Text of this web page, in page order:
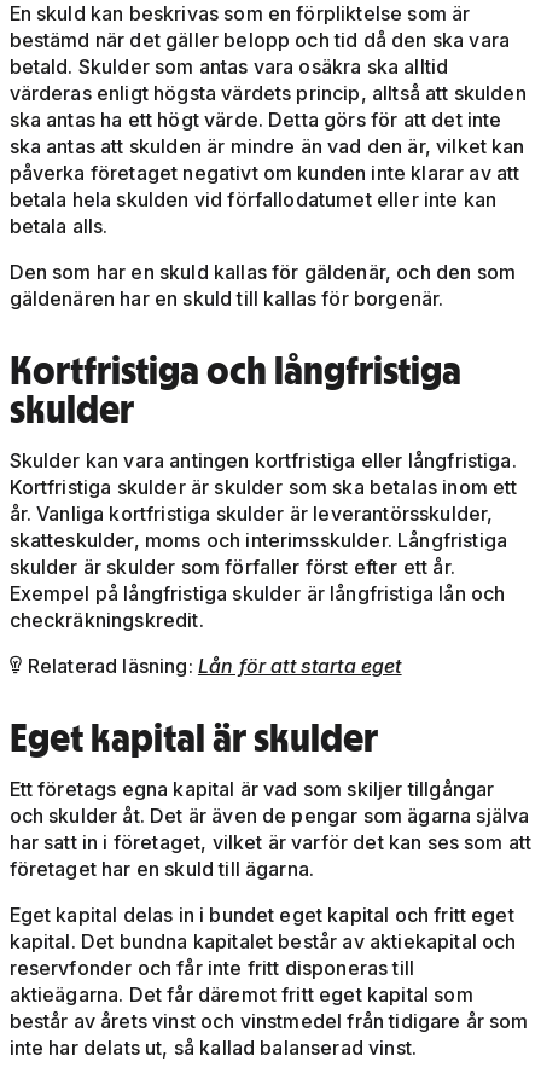
En skuld kan beskrivas som en förpliktelse som är
bestämd när det gäller belopp och tid då den ska vara
betald. Skulder som antas vara osäkra ska alltid
värderas enligt högsta värdets princip, alltså att skulden
ska antas ha ett högt värde. Detta görs för att det inte
ska antas att skulden är mindre än vad den är, vilket kan
påverka företaget negativt om kunden inte klarar av att
betala hela skulden vid förfallodatumet eller inte kan
betala alls.
Den som har en skuld kallas för gäldenär, och den som
gäldenären har en skuld till kallas för borgenär.
Kortfristiga och långfristiga
skulder
Skulder kan vara antingen kortfristiga eller långfristiga.
Kortfristiga skulder är skulder som ska betalas inom ett
år. Vanliga kortfristiga skulder är leverantörsskulder,
skatteskulder, moms och interimsskulder. Långfristiga
skulder är skulder som förfaller först efter ett år.
Exempel på långfristiga skulder är långfristiga lån och
checkräkningskredit.
 Relaterad läsning: Lån för att starta eget
Eget kapital är skulder
Ett företags egna kapital är vad som skiljer tillgångar
och skulder åt. Det är även de pengar som ägarna själva
har satt in i företaget, vilket är varför det kan ses som att
företaget har en skuld till ägarna.
Eget kapital delas in i bundet eget kapital och fritt eget
kapital. Det bundna kapitalet består av aktiekapital och
reservfonder och får inte fritt disponeras till
aktieägarna. Det får däremot fritt eget kapital som
består av årets vinst och vinstmedel från tidigare år som
inte har delats ut, så kallad balanserad vinst.